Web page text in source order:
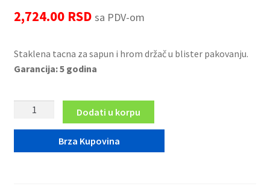
Sifoni i odvodi
Tuš kabine
2,724.00 RSD sa PDV-om
Staklena tacna za sapun i hrom držač u blister pakovanju.
Garancija: 5 godina
Stakleni
sapun
Dodati u korpu
Brza Kupovina